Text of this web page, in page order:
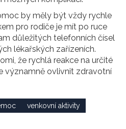
by měly být vždy rychle
pro rodiče je mít po ruce
důležitých telefonních čísel
lékařských zařízeních.
že rychlá reakce na určité
významně ovlivnit zdravotní
venkovní aktivity